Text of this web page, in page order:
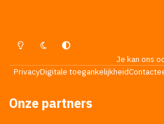
Lichte ModusDonkere ModusSysteemvoorkeur
Je kan ons
PrivacyDigitale toegankelijkheid
Onze partners